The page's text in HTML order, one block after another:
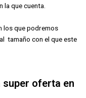
la que cuenta.
los que podremos
tamaño con el que este
super oferta en